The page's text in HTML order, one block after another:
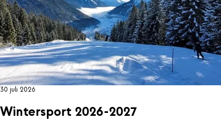
30 juli 2026
Wintersport 2026-2027